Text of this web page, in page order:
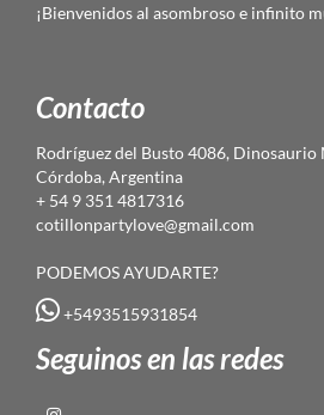
¡Bienvenidos al asombroso e infinito
Contacto
Rodríguez del Busto 4086, Dinosaurio
Córdoba, Argentina
+ 54 9 351 4817316
cotillonpartylove@gmail.com
PODEMOS AYUDARTE?
+5493515931854
Seguinos en las redes